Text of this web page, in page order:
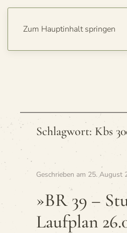
Zum Hauptinhalt springen
Schlagwort: Kbs
Geschrieben am 25. August
»BR 39 –
Lauf­plan